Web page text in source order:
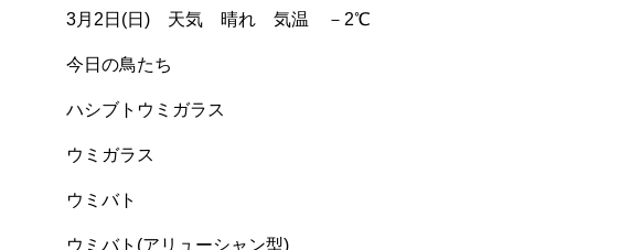
3月2日(日) 天気 晴れ 気温 －2℃
今日の鳥たち
ハシブトウミガラス
ウミガラス
ウミバト
ウミバト(アリューシャン型)